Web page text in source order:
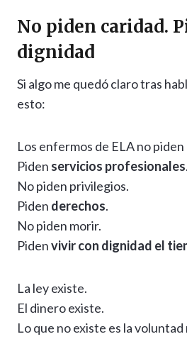
No piden caridad.
dignidad
Si algo me quedó claro tras
esto:
Los enfermos de ELA no
Piden servicios profesionales.
No piden privilegios.
Piden derechos.
No piden morir.
Pidenvivir con dignidad el
La ley existe.
El dinero existe.
Lo que no existe es la